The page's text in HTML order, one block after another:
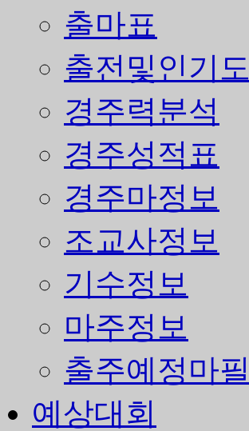
출마표
출전및인기도
경주력분석
경주성적표
경주마정보
조교사정보
기수정보
마주정보
출주예정마필
예상대회